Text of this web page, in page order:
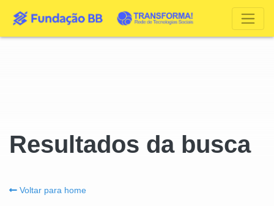
Resultados da busca
Voltar para home